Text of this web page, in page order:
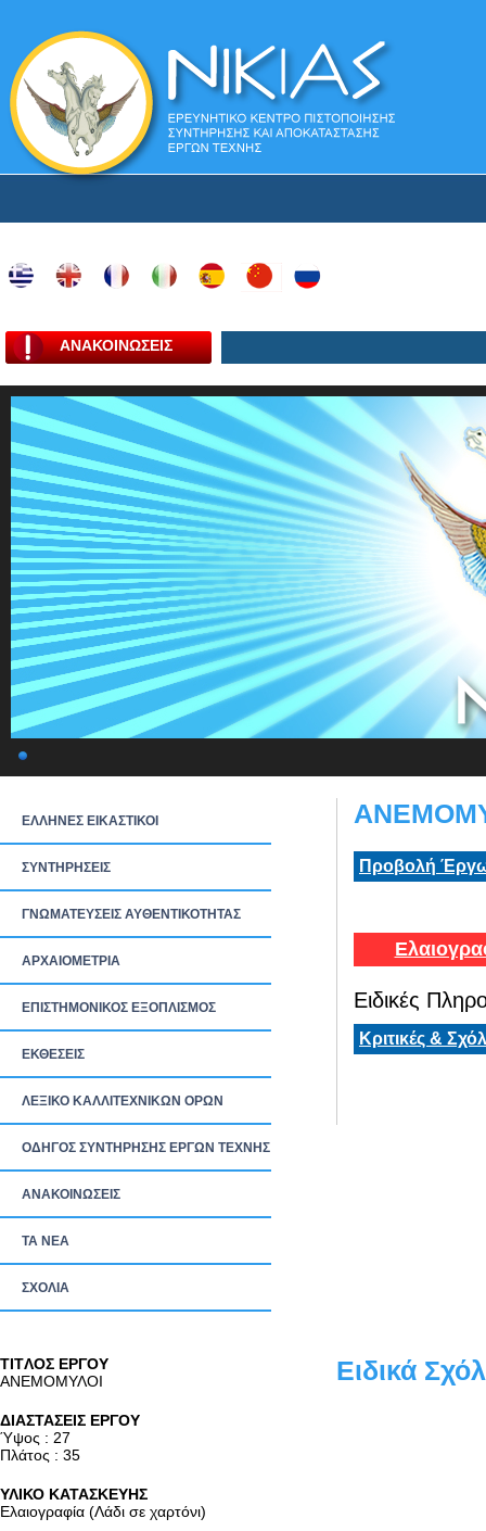
ΑΝΑΚΟΙΝΩΣΕΙΣ
ΕΛΛΗΝΕΣ ΕΙΚΑΣΤΙΚΟΙ
ΣΥΝΤΗΡΗΣΕΙΣ
ΓΝΩΜΑΤΕΥΣΕΙΣ ΑΥΘΕΝΤΙΚΟΤΗΤΑΣ
ΑΡΧΑΙΟΜΕΤΡΙΑ
ΕΠΙΣΤΗΜΟΝΙΚΟΣ ΕΞΟΠΛΙΣΜΟΣ
ΕΚΘΕΣΕΙΣ
ΛΕΞΙΚΟ ΚΑΛΛΙΤΕΧΝΙΚΩΝ ΟΡΩΝ
ΟΔΗΓΟΣ ΣΥΝΤΗΡΗΣΗΣ ΕΡΓΩΝ ΤΕΧΝΗΣ
ΑΝΑΚΟΙΝΩΣΕΙΣ
ΤΑ ΝEΑ
ΣΧΟΛΙΑ
Προβολή
Ειδικές
Κριτικές &
TITΛΟΣ ΕΡΓΟΥ
ΑΝΕΜΟΜΥΛΟΙ
ΔΙΑΣΤΑΣΕΙΣ ΕΡΓΟΥ
Ύψος : 27
Πλάτος : 35
ΥΛΙΚΟ ΚΑΤΑΣΚΕΥΗΣ
Ελαιογραφία (Λάδι σε χαρτόνι)
Ειδικά